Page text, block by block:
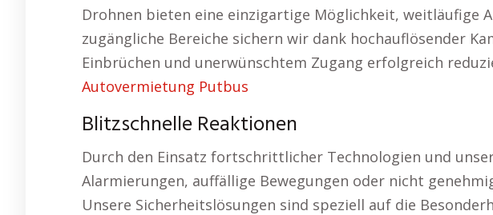
Drohnen bieten eine einzigartige Möglichkeit, weitläufige
zugängliche Bereiche sichern wir dank hochauflösender
Einbrüchen und unerwünschtem Zugang erfolgreich
Autovermietung Putbus
Blitzschnelle Reaktionen
Durch den Einsatz fortschrittlicher Technologien und
Alarmierungen, auffällige Bewegungen oder nicht
Unsere Sicherheitslösungen sind speziell auf die